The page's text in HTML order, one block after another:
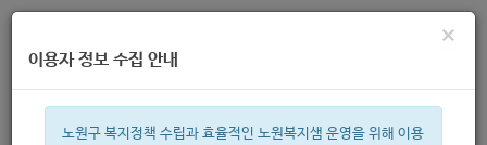
×
이용자 정보 수집 안내
노원구 복지정책 수립과 효율적인 노원복지샘 운영을 위해 이용